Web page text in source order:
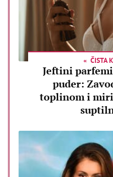
ČISTA
Jeftini
puder:
toplinom i